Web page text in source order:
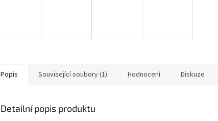
Popis Související soubory (1) Hodnocení Diskuze
Detailní popis produktu